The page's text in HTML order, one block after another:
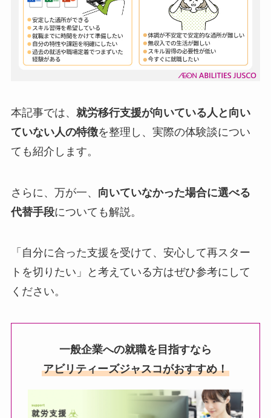
本記事では、 就労移行支援が向いている人と向い
ていない人の特徴を整理し、実際の体験談につい
ても紹介します。
さらに、万が一、 向いていなかった場合に選べる
代替手段についても解説。
「自分に合った支援を受けて、安心して再スター
トを切りたい」と考えている方はぜひ参考にして
ください。
一般企業への就職を目指すなら
アビリティーズジャスコがおすすめ！